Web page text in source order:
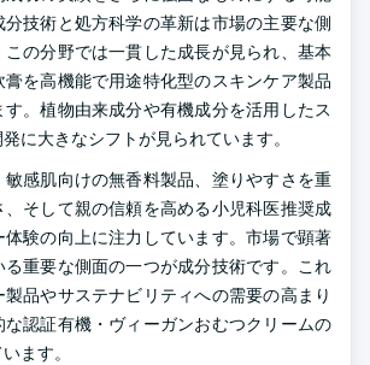
技術と処方科学の革新は市場の主要な側
の分野では一貫した成長が見られ、基本
を高機能で用途特化型のスキンケア製品
。植物由来成分や有機成分を活用したス
に大きなシフトが見られています。
敏感肌向けの無香料製品、塗りやすさを重
そして親の信頼を高める小児科医推奨成
験の向上に注力しています。市場で顕著
る重要な側面の一つが成分技術です。これ
品やサステナビリティへの需要の高まり
な認証有機・ヴィーガンおむつクリームの
ます。